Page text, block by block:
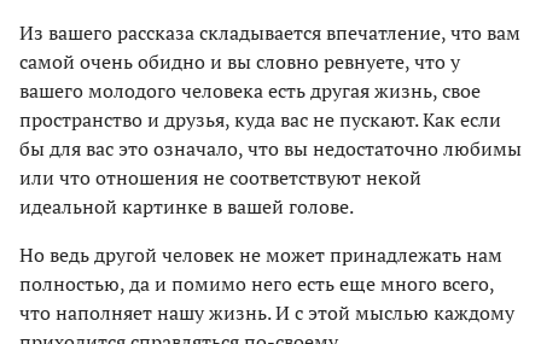
Из вашего рассказа складывается впечатление, что вам
самой очень обидно и вы словно ревнуете, что у
вашего молодого человека есть другая жизнь, свое
пространство и друзья, куда вас не пускают. Как если
бы для вас это означало, что вы недостаточно любимы
или что отношения не соответствуют некой
идеальной картинке в вашей голове.
Но ведь другой человек не может принадлежать нам
полностью, да и помимо него есть еще много всего,
что наполняет нашу жизнь. И с этой мыслью каждому